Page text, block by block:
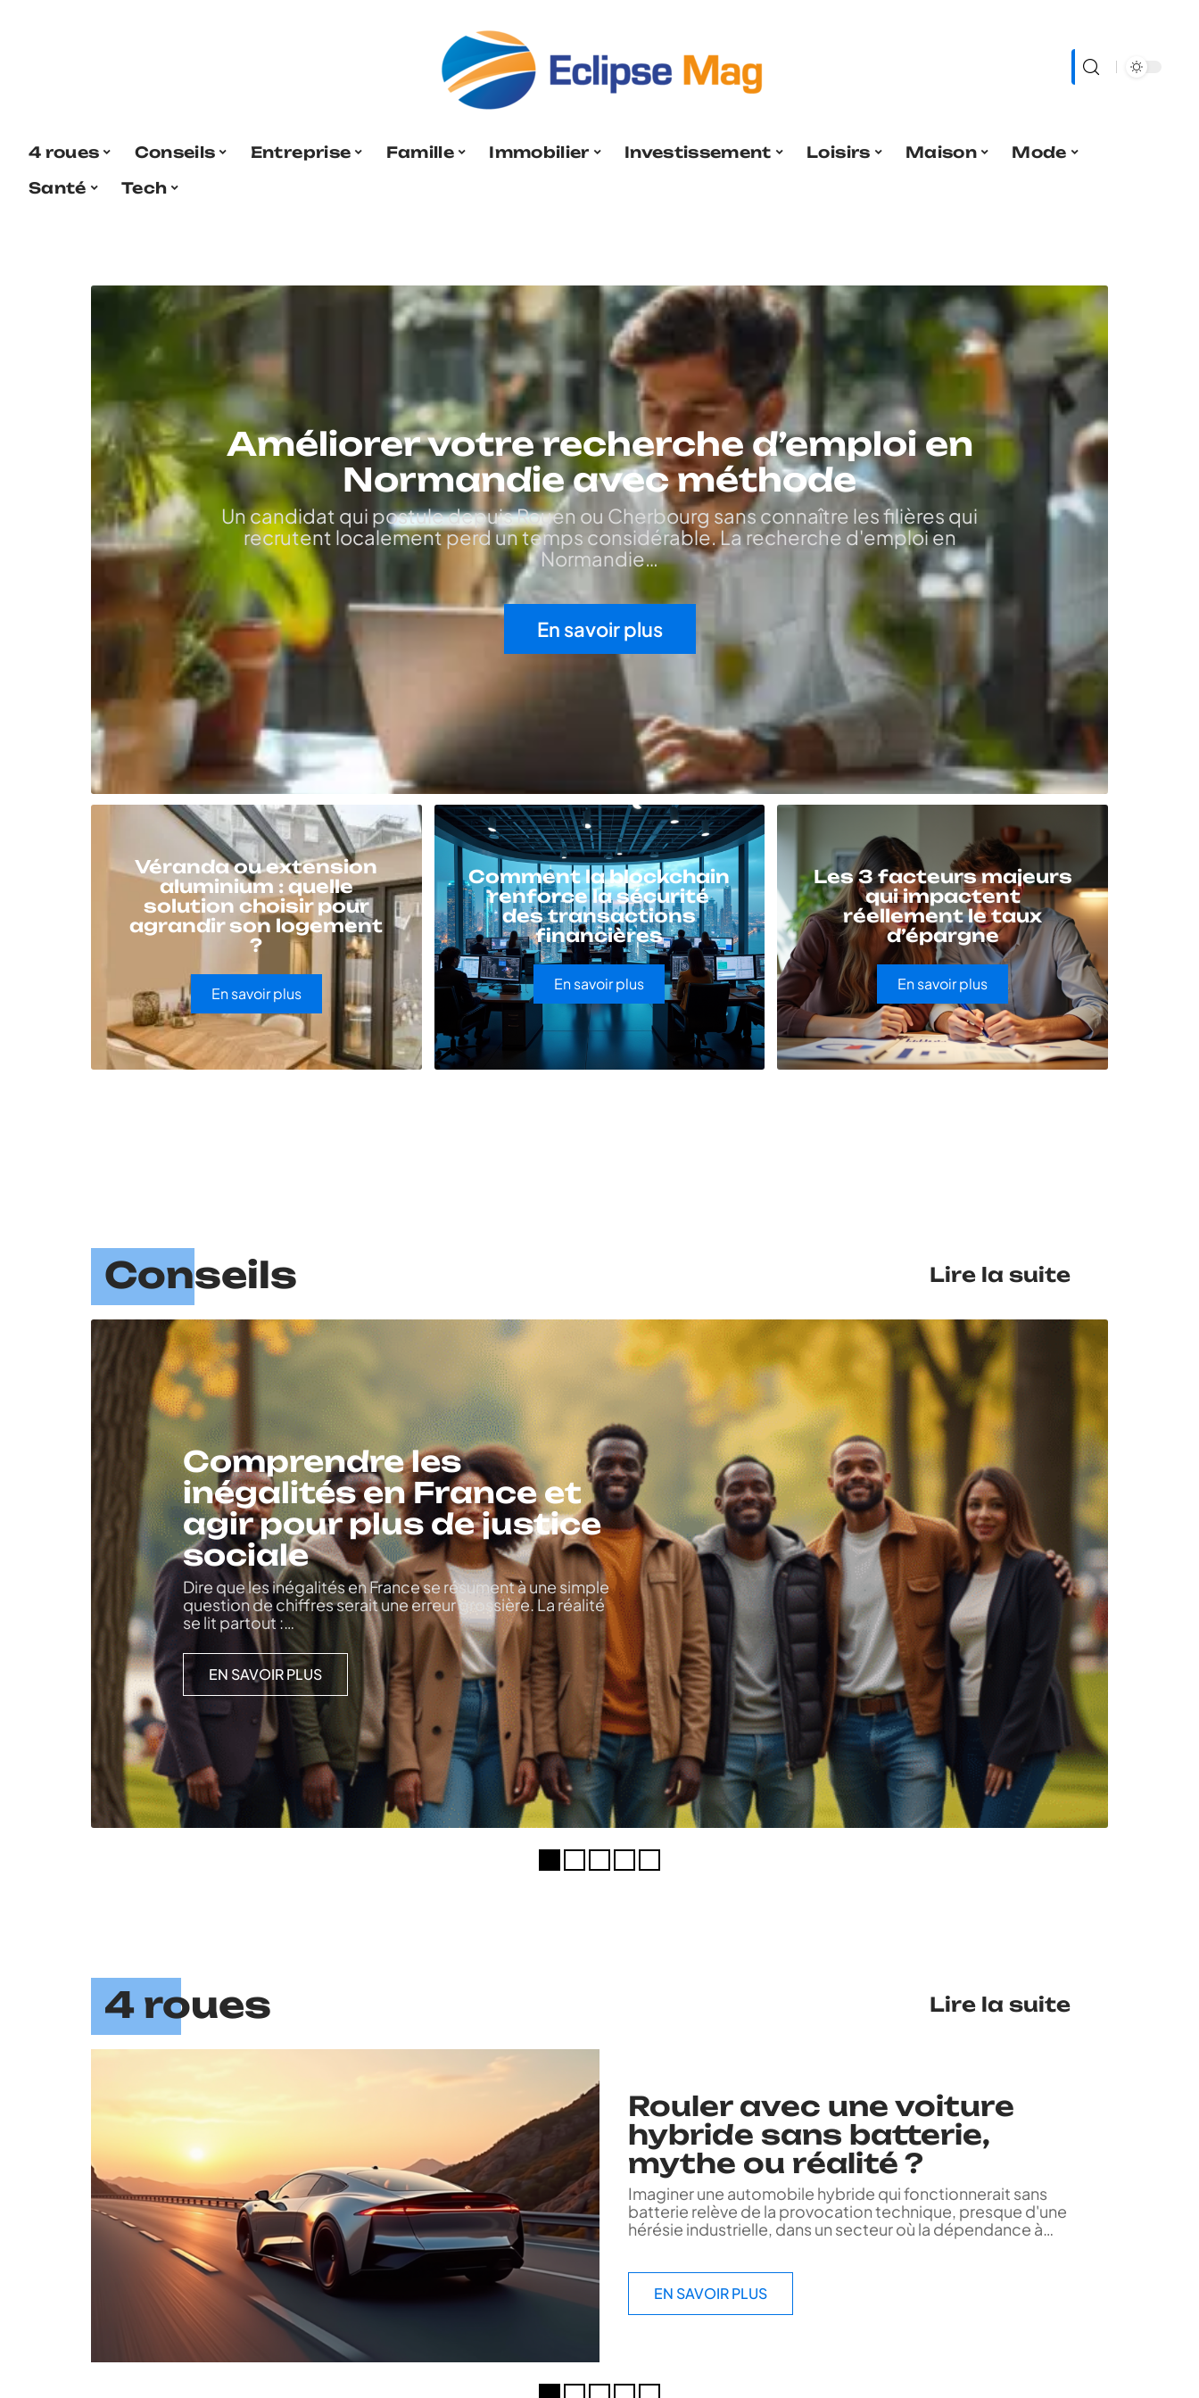
4 roues Conseils Entreprise Famille Immobilier Investissement Loisirs Maison
Mode
Santé
Tech
Améliorer votre recherche d’emploi en
Normandie avec méthode
Un candidat qui postule depuis Rouen ou Cherbourg sans connaître les filières qui
recrutent localement perd un temps considérable. La recherche d'emploi en
Normandie…
En savoir plus
Véranda ou extension
aluminium : quelle
solution choisir pour
agrandir son logement
?
En savoir plus
Comment la blockchain
renforce la sécurité
des transactions
financières
En savoir plus
Les 3 facteurs majeurs
qui impactent
réellement le taux
d’épargne
En savoir plus
Conseils Lire la suite
Comprendre les
inégalités en France et
agir pour plus de justice
sociale
Dire que les inégalités en France se résument à une simple
question de chiffres serait une erreur grossière. La réalité
se lit partout :…
EN SAVOIR PLUS
4 roues Lire la suite
Rouler avec une voiture
hybride sans batterie,
mythe ou réalité ?
Imaginer une automobile hybride qui fonctionnerait sans
batterie relève de la provocation technique, presque d'une
hérésie industrielle, dans un secteur où la dépendance à…
EN SAVOIR PLUS